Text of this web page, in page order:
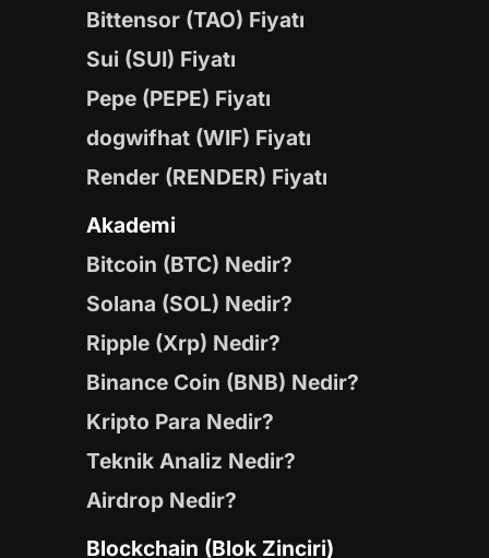
Bittensor (TAO) Fiyatı
Sui (SUI) Fiyatı
Pepe (PEPE) Fiyatı
dogwifhat (WIF) Fiyatı
Render (RENDER) Fiyatı
Akademi
Bitcoin (BTC) Nedir?
Solana (SOL) Nedir?
Ripple (Xrp) Nedir?
Binance Coin (BNB) Nedir?
Kripto Para Nedir?
Teknik Analiz Nedir?
Airdrop Nedir?
Blockchain (Blok Zinciri)